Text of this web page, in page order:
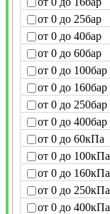
от 0 до 25бар
от 0 до 40бар
от 0 до 60бар
от 0 до 100бар
от 0 до 160бар
от 0 до 250бар
от 0 до 400бар
от 0 до 60кПа
от 0 до 100кПа
от 0 до 160кПа
от 0 до 250кПа
от 0 до 400кПа